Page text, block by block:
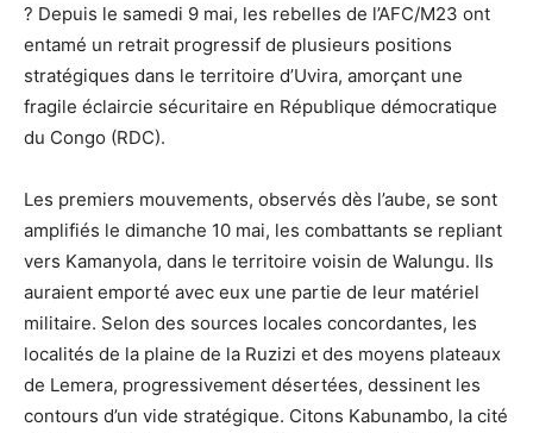
? Depuis le samedi 9 mai, les rebelles de l’AFC/M23 ont
entamé un retrait progressif de plusieurs positions
stratégiques dans le territoire d’Uvira, amorçant une
fragile éclaircie sécuritaire en République démocratique
du Congo (RDC).
Les premiers mouvements, observés dès l’aube, se sont
amplifiés le dimanche 10 mai, les combattants se repliant
vers Kamanyola, dans le territoire voisin de Walungu. Ils
auraient emporté avec eux une partie de leur matériel
militaire. Selon des sources locales concordantes, les
localités de la plaine de la Ruzizi et des moyens plateaux
de Lemera, progressivement désertées, dessinent les
contours d’un vide stratégique. Citons Kabunambo, la cité